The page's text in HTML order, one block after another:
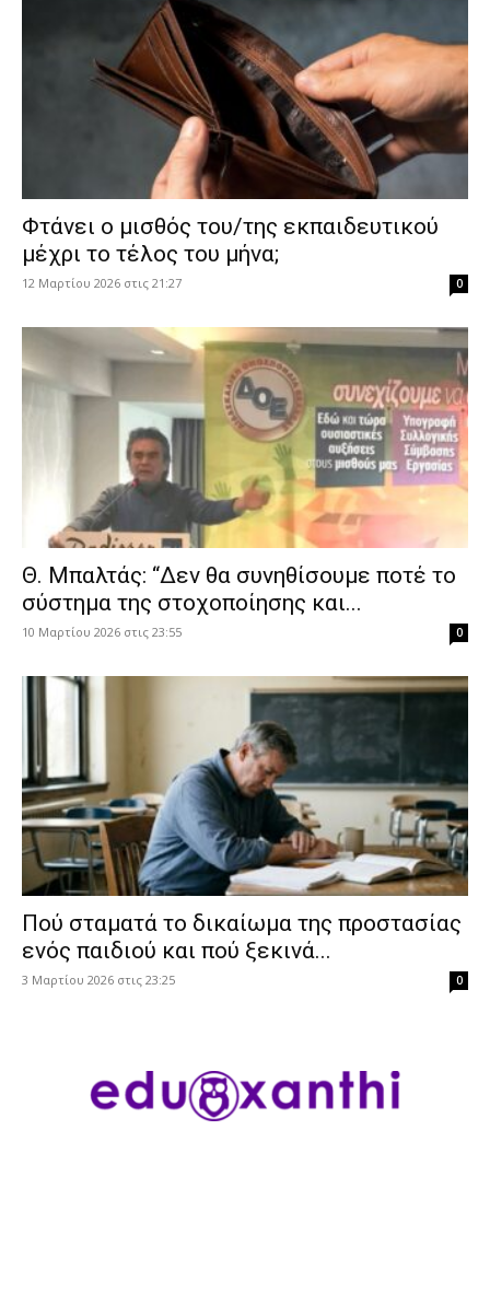
Φτάνει ο μισθός του/της εκπαιδευτικού
μέχρι το τέλος του μήνα;
12 Μαρτίου 2026 στις 21:27 0
Θ. Μπαλτάς: “Δεν θα συνηθίσουμε ποτέ το
σύστημα της στοχοποίησης και...
10 Μαρτίου 2026 στις 23:55 0
Πού σταματά το δικαίωμα της προστασίας
ενός παιδιού και πού ξεκινά...
3 Μαρτίου 2026 στις 23:25 0